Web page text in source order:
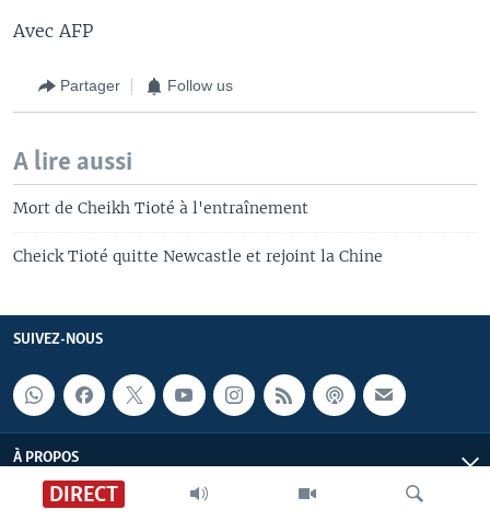
DIRECT
Avec AFP
Partager Follow us
A lire aussi
Mort de Cheikh Tioté à l'entraînement
Cheick Tioté quitte Newcastle et rejoint la Chine
SUIVEZ-NOUS
À PROPOS